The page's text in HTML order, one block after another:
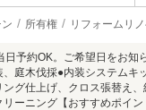
所有権 リフォームリ
予約OK。ご希望日をお知
庭木伐採●内装システム
グ仕上げ、クロス張替え
ーニング【おすすめポイ